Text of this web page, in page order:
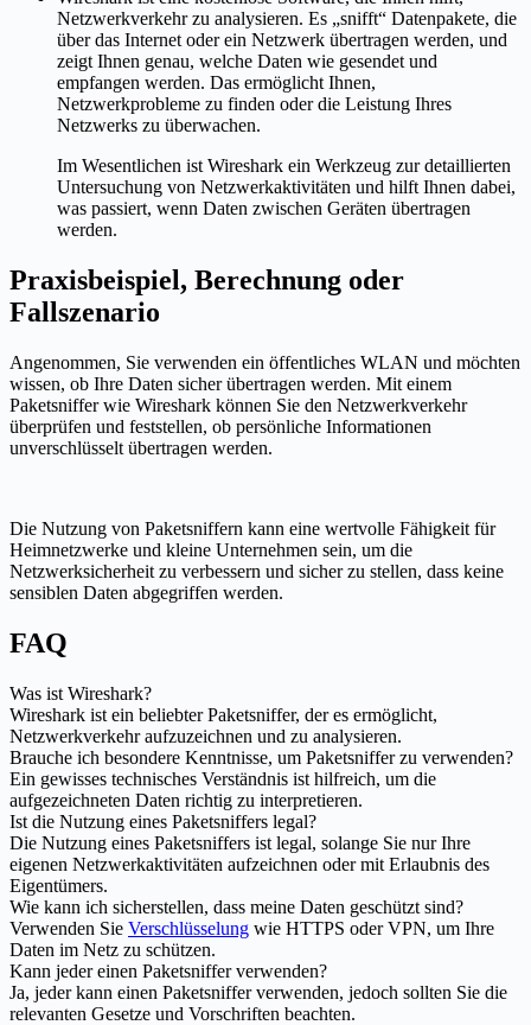
Netzwerkverkehr zu analysieren. Es „snifft“ Datenpakete, die
über das Internet oder ein Netzwerk übertragen werden, und
zeigt Ihnen genau, welche Daten wie gesendet und
empfangen werden. Das ermöglicht Ihnen,
Netzwerkprobleme zu finden oder die Leistung Ihres
Netzwerks zu überwachen.
Im Wesentlichen ist Wireshark ein Werkzeug zur detaillierten
Untersuchung von Netzwerkaktivitäten und hilft Ihnen dabei,
was passiert, wenn Daten zwischen Geräten übertragen
werden.
Praxisbeispiel, Berechnung oder
Fallszenario
Angenommen, Sie verwenden ein öffentliches WLAN und möchten
wissen, ob Ihre Daten sicher übertragen werden. Mit einem
Paketsniffer wie Wireshark können Sie den Netzwerkverkehr
überprüfen und feststellen, ob persönliche Informationen
unverschlüsselt übertragen werden.
Die Nutzung von Paketsniffern kann eine wertvolle Fähigkeit für
Heimnetzwerke und kleine Unternehmen sein, um die
Netzwerksicherheit zu verbessern und sicher zu stellen, dass keine
sensiblen Daten abgegriffen werden.
FAQ
Was ist Wireshark?
Wireshark ist ein beliebter Paketsniffer, der es ermöglicht,
Netzwerkverkehr aufzuzeichnen und zu analysieren.
Brauche ich besondere Kenntnisse, um Paketsniffer zu verwenden?
Ein gewisses technisches Verständnis ist hilfreich, um die
aufgezeichneten Daten richtig zu interpretieren.
Ist die Nutzung eines Paketsniffers legal?
Die Nutzung eines Paketsniffers ist legal, solange Sie nur Ihre
eigenen Netzwerkaktivitäten aufzeichnen oder mit Erlaubnis des
Eigentümers.
Wie kann ich sicherstellen, dass meine Daten geschützt sind?
Verwenden Sie Verschlüsselung wie HTTPS oder VPN, um Ihre
Daten im Netz zu schützen.
Kann jeder einen Paketsniffer verwenden?
Ja, jeder kann einen Paketsniffer verwenden, jedoch sollten Sie die
relevanten Gesetze und Vorschriften beachten.